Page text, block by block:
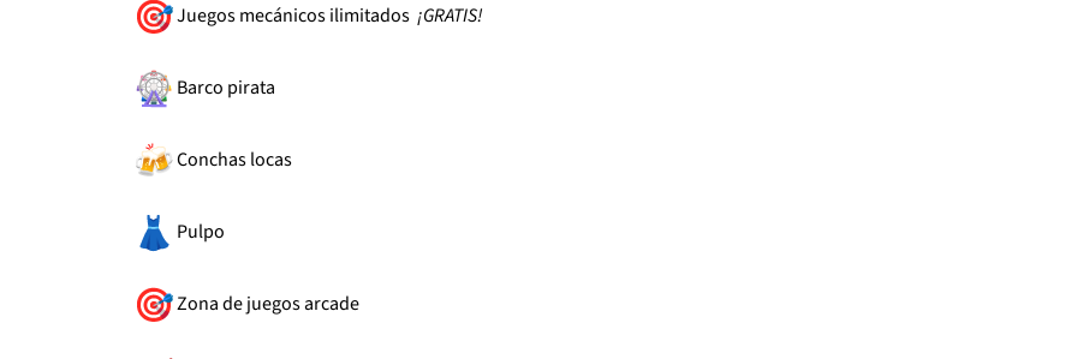
Juegos mecánicos ilimitados ¡GRATIS!
Barco pirata
Conchas locas
Pulpo
Zona de juegos arcade